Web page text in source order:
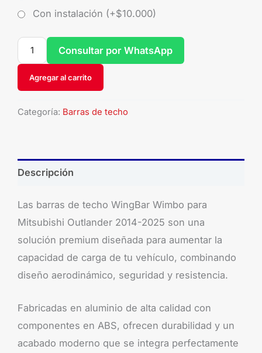
Con instalación (+$10.000)
Agregar al carrito
Consultar por WhatsApp
Categoría: Barras de techo
Descripción
Las barras de techo WingBar Wimbo para
Mitsubishi Outlander 2014-2025 son una
solución premium diseñada para aumentar la
capacidad de carga de tu vehículo, combinando
diseño aerodinámico, seguridad y resistencia.
Fabricadas en aluminio de alta calidad con
componentes en ABS, ofrecen durabilidad y un
acabado moderno que se integra perfectamente